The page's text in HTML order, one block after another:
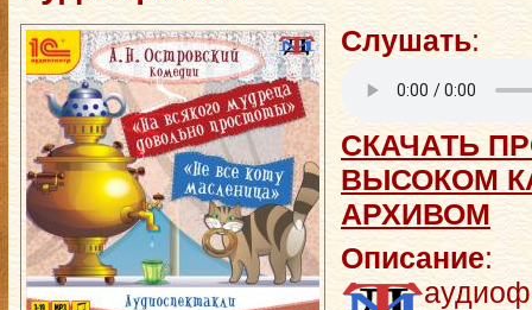
Слушать:
СКАЧАТЬ
ВЫСОКОМ
АРХИВОМ
Описание: